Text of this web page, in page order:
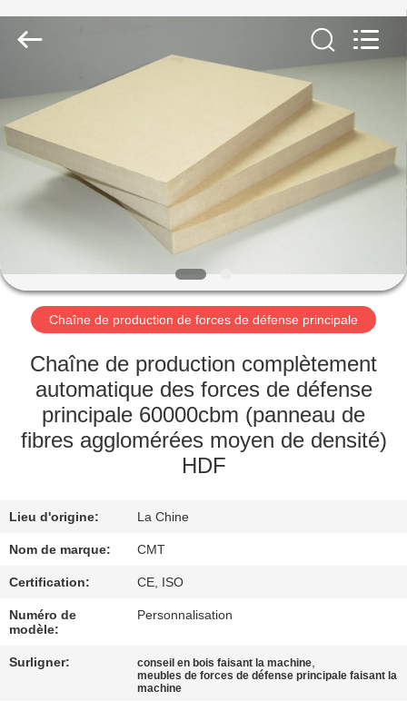
MAISON
DES
PRODUITS
PROPOS
DE
NOUS
VISITE
L'USINE
QUALITÉ
NOUS
CONTACTER
CMT
CO.,
Chaîne de production de forces de défense principale
Chaîne de production complètement
automatique des forces de défense
principale 60000cbm (panneau de
fibres agglomérées moyen de densité)
HDF
Lieu d'origine: La Chine
Nom de marque: CMT
Certification: CE, ISO
Numéro de
modèle:
Personnalisation
Surligner: conseil en bois faisant la machine,
meubles de forces de défense principale faisant la
machine